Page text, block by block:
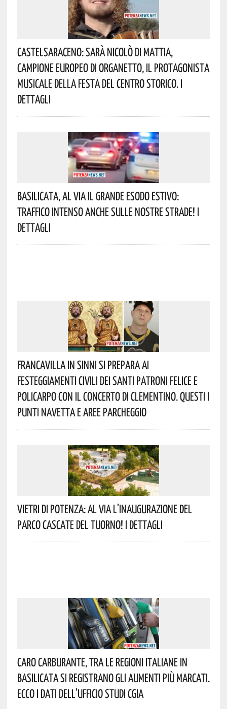
Castelsaraceno: Sarà Nicolò Di Mattia,
Campione Europeo Di Organetto, Il Protagonista
Musicale Della Festa Del Centro Storico. I
Dettagli
Basilicata, Al Via Il Grande Esodo Estivo:
Traffico Intenso Anche Sulle Nostre Strade! I
Dettagli
Francavilla In Sinni Si Prepara Ai
Festeggiamenti Civili Dei Santi Patroni Felice E
Policarpo Con Il Concerto Di Clementino. Questi I
Punti Navetta E Aree Parcheggio
Vietri Di Potenza: Al Via L’inaugurazione Del
Parco Cascate Del Tuorno! I Dettagli
Caro Carburante, Tra Le Regioni Italiane In
Basilicata Si Registrano Gli Aumenti Più Marcati.
Ecco I Dati Dell’Ufficio Studi CGIA